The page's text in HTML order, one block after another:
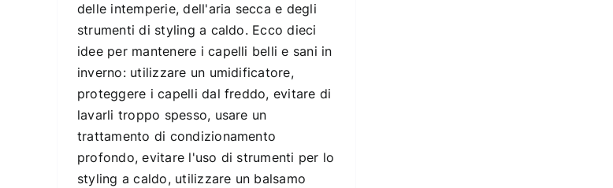
delle intemperie, dell'aria secca e degli
strumenti di styling a caldo. Ecco dieci
idee per mantenere i capelli belli e sani in
inverno: utilizzare un umidificatore,
proteggere i capelli dal freddo, evitare di
lavarli troppo spesso, usare un
trattamento di condizionamento
profondo, evitare l'uso di strumenti per lo
styling a caldo, utilizzare un balsamo